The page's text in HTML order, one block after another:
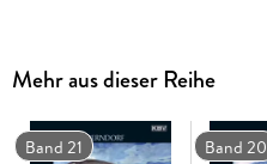
recherchiert die
Erstaunliches. 'Nun bin ich
nichts mehr zu meckern.
ausgestattet, was einen über
Mehr aus dieser Reihe
Band 21 Band 20